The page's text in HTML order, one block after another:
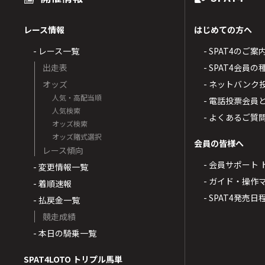
レース情報
- レース一覧
出走表
オッズ
人気・高配当順
人気検索
オッズ検索
オッズ賭式選択
レース傾向
- 変更情報一覧
- 着順速報
- 払戻金一覧
競走成績
- 本日の騎乗一覧
SPAT4LOTO トリプル馬単
はじめての方へ
- SPAT4のご案
- SPAT4会員の
- ネットバンク
- 電話投票会員
- よくあるご質
会員の皆様へ
- 会員サポート
- ガイド・操作
- SPAT4発売日